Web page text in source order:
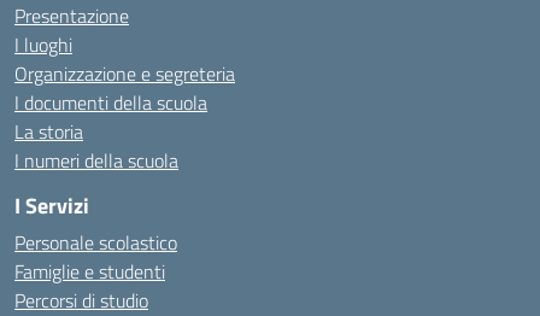
Presentazione
I luoghi
Organizzazione e segreteria
I documenti della scuola
La storia
I numeri della scuola
I Servizi
Personale scolastico
Famiglie e studenti
Percorsi di studio